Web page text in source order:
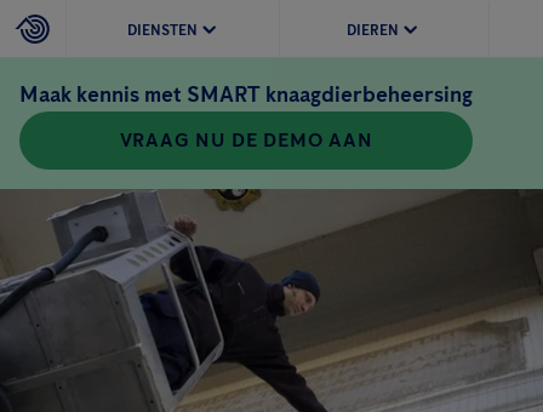
DIENSTEN DIEREN
Maak kennis met SMART knaagdierbeheersing
VRAAG NU DE DEMO AAN